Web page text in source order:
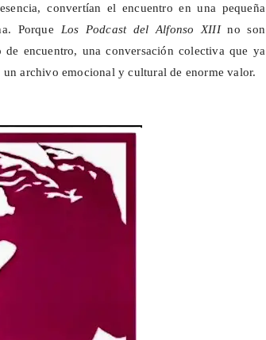
convertían el encuentro en una pequeña
Porque Los Podcast del Alfonso XIIIno son
encuentro, una conversación colectiva que ya
archivo emocional y cultural de enorme valor.